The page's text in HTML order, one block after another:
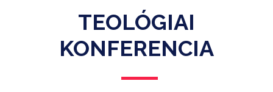
TEOLÓGIAI
KONFERENCIA